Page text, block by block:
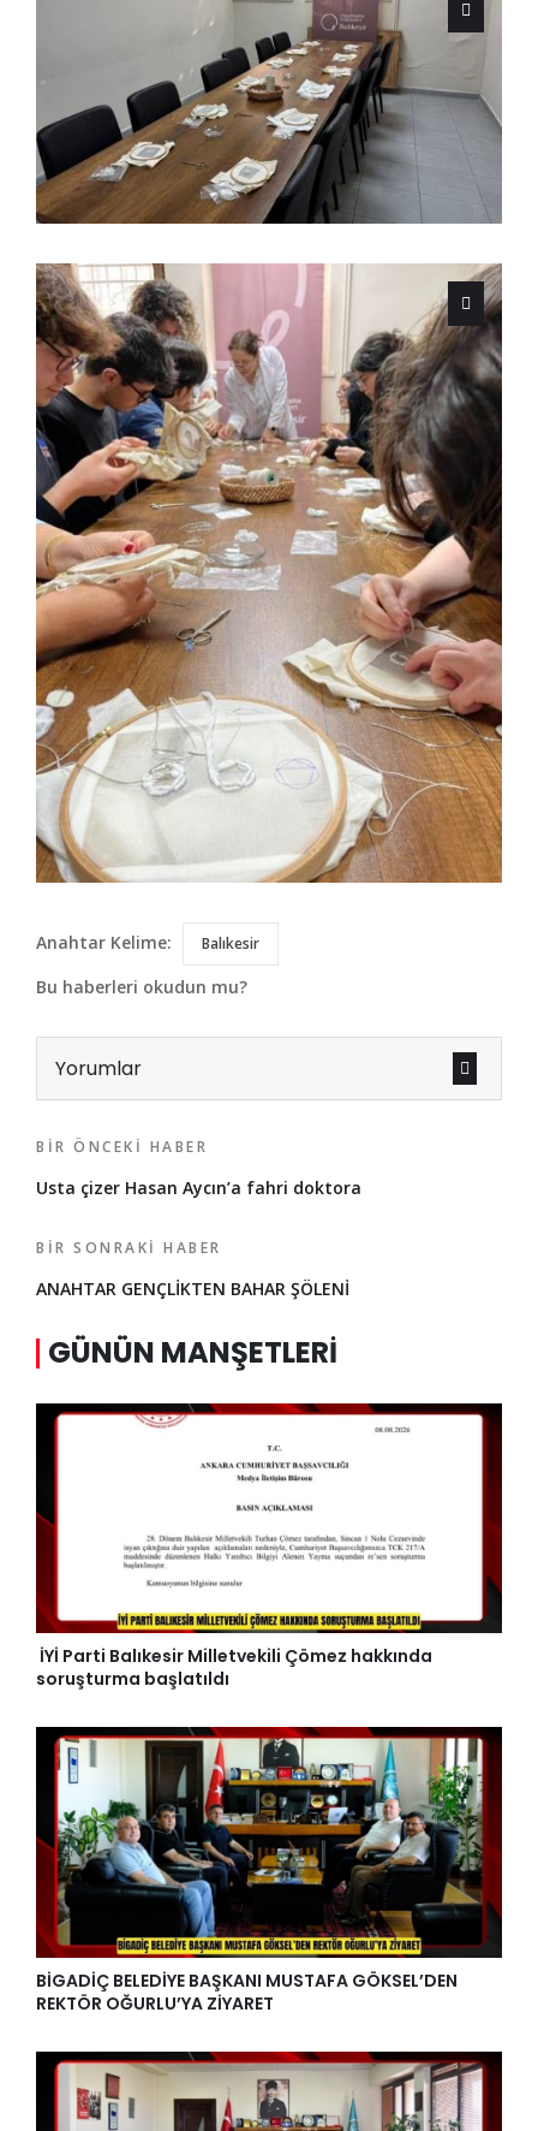
Anahtar Kelime: Balıkesir
Bu haberleri okudun mu?
Yorumlar
BIR ÖNCEKI HABER
Usta çizer Hasan Aycın’a fahri doktora
BIR SONRAKI HABER
ANAHTAR GENÇLİKTEN BAHAR ŞÖLENİ
GÜNÜN MANŞETLERI
İYİ Parti Balıkesir Milletvekili Çömez hakkında
soruşturma başlatıldı
BİGADİÇ BELEDİYE BAŞKANI MUSTAFA GÖKSEL’DEN
REKTÖR OĞURLU’YA ZİYARET